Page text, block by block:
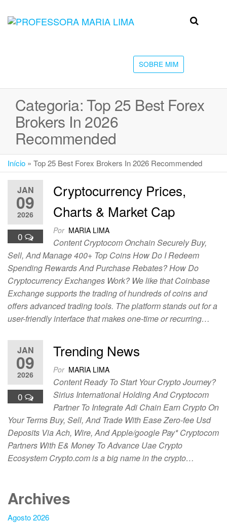
Professora
faculdade
SOBRE MIM
Categoria:Top 25 Best Forex
Brokers In 2026
Recommended
Início » Top 25 Best Forex Brokers In 2026 Recommended
JAN
09
2026
0
Cryptocurrency Prices,
Charts & Market Cap
Por MARIA LIMA
Content Cryptocom Onchain Securely Buy,
Sell, And Manage 400+ Top Coins How Do I Redeem
Spending Rewards And Purchase Rebates? How Do
Cryptocurrency Exchanges Work? We like that Coinbase
Exchange supports the trading of hundreds of coins and
offers advanced trading tools. The platform stands out for a
user-friendly interface that makes one-time or recurring…
JAN
09
2026
0
Trending News
Por MARIA LIMA
Content Ready To Start Your Crypto Journey?
Sirius International Holding And Cryptocom
Partner To Integrate Adi Chain Earn Crypto On
Your Terms Buy, Sell, And Trade With Ease Zero-fee Usd
Deposits Via Ach, Wire, And Apple/google Pay* Cryptocom
Partners With E& Money To Advance Uae Crypto
Ecosystem Crypto.com is a big name in the crypto…
Archives
Agosto 2026